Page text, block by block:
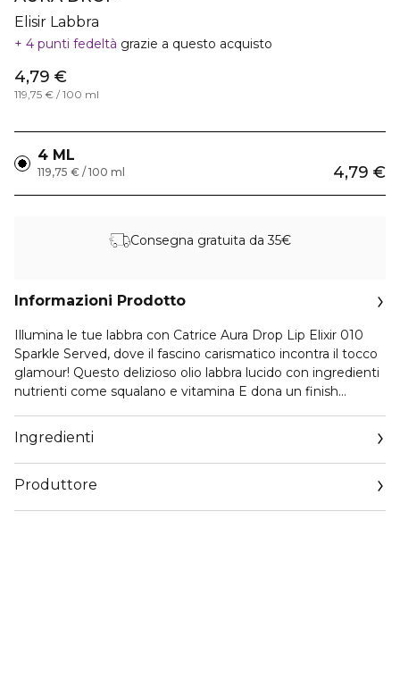
Elisir Labbra
4 punti fedeltà grazie a questo acquisto
4,79 €
119,75 € / 100 ml
4 ML
4,79 €
119,75 € / 100 ml
Consegna gratuita da 35€
Informazioni Prodotto
Illumina le tue labbra con Catrice Aura Drop Lip Elixir 010
Sparkle Served, dove il fascino carismatico incontra il tocco
glamour! Questo delizioso olio labbra lucido con ingredienti
nutrienti come squalano e vitamina E dona un finish
momento. Grazie all’applicatore in silicone, scivola sulle
labbra lasciandole ben curate. Le gocce arancioni sono
infuse con acido ialuronico, la texture è unica. Il fresco
profumo di agrumi arricchisce il tuo rituale di bellezza con
Ingredienti
Produttore